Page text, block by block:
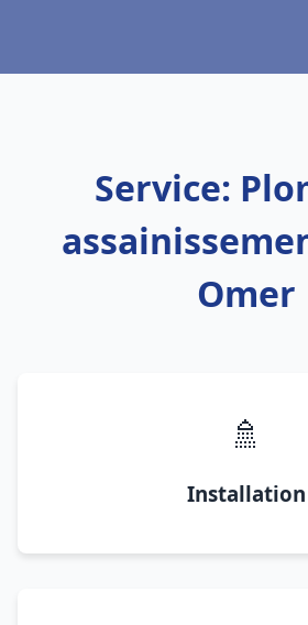
Service:
Omer
🚿
Installation